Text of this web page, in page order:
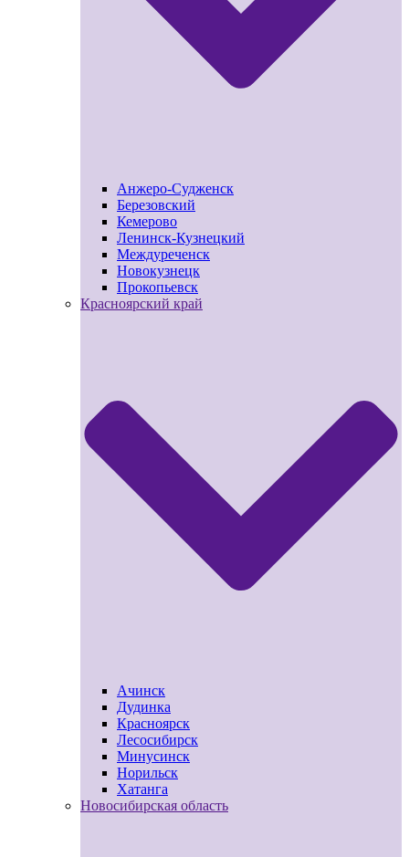
Анжеро-Судженск
Березовский
Кемерово
Ленинск-Кузнецкий
Междуреченск
Новокузнецк
Прокопьевск
Красноярский край
Ачинск
Дудинка
Красноярск
Лесосибирск
Минусинск
Норильск
Хатанга
Новосибирская область